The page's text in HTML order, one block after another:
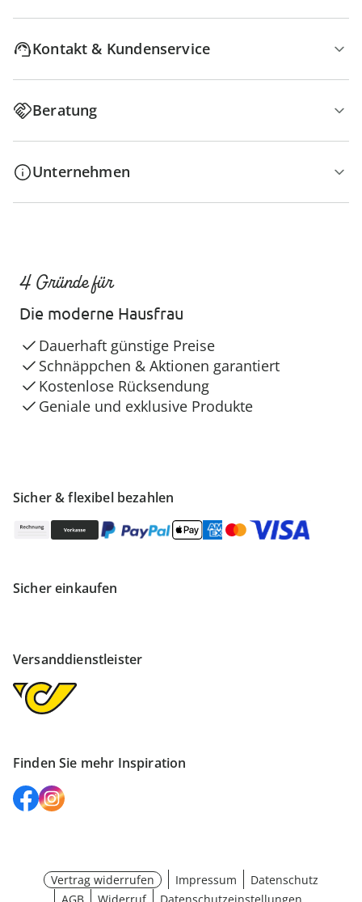
Kontakt & Kundenservice
Beratung
Unternehmen
Sicher & flexibel bezahlen
Sicher einkaufen
Versanddienstleister
Finden Sie mehr Inspiration
4 Gründe für
Die moderne Hausfrau
Dauerhaft günstige Preise
Schnäppchen & Aktionen garantiert
Kostenlose Rücksendung
Geniale und exklusive Produkte
Vertrag widerrufen Impressum
Datenschutz